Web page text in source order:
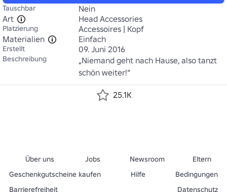
Tauschbar
Nein
Art
Head Accessories
Platzierung
Accessoires | Kopf
Materialien
Einfach
Erstellt 09. Juni 2016
Beschreibung
„Niemand geht nach Hause, also tanzt
schön weiter!“
25.1K
Über uns Jobs Newsroom
Eltern
Geschenkgutscheine kaufen
Hilfe
Bedingungen
Barrierefreiheit
Datenschutz